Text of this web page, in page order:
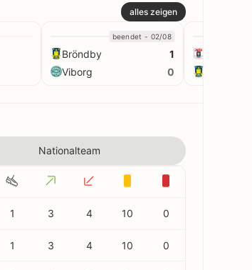
alles zeigen
beendet - 02/08
Bröndby
1
Viborg
0
Nationalteam
1 3 4 10 0
1 3 4 10 0